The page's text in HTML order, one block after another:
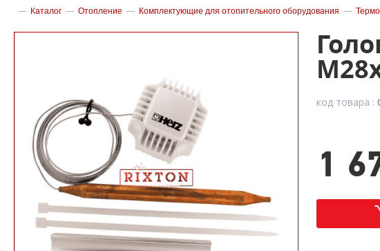
— Каталог — Отопление — Комплектующие для отопительного оборудования —
код товара :
1